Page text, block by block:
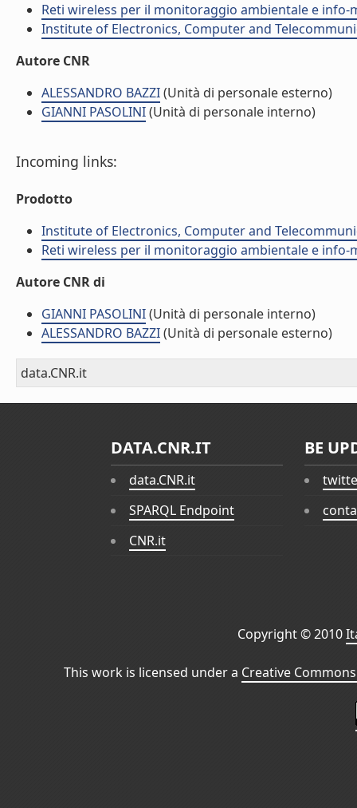
Reti wireless per il monitoraggio ambientale e info-
Institute of Electronics, Computer and
Autore CNR
ALESSANDRO BAZZI(Unità di personale esterno)
GIANNI PASOLINI(Unità di personale interno)
Incoming links:
Prodotto
Institute of Electronics, Computer and
Reti wireless per il monitoraggio ambientale e info-
Autore CNR di
GIANNI PASOLINI(Unità di personale interno)
ALESSANDRO BAZZI(Unità di personale esterno)
data.CNR.it
DATA.CNR.IT
data.CNR.it
SPARQL Endpoint
CNR.it
BE
Copyright © 2010
This work is licensed under a Creative